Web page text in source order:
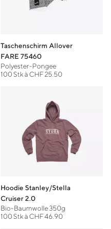
Taschenschirm Allover
FARE 75460
Polyester-Pongee
100 Stk à CHF 25.50
Hoodie Stanley/Stella
Cruiser 2.0
Bio-Baumwolle 350g
100 Stk à CHF 46.90